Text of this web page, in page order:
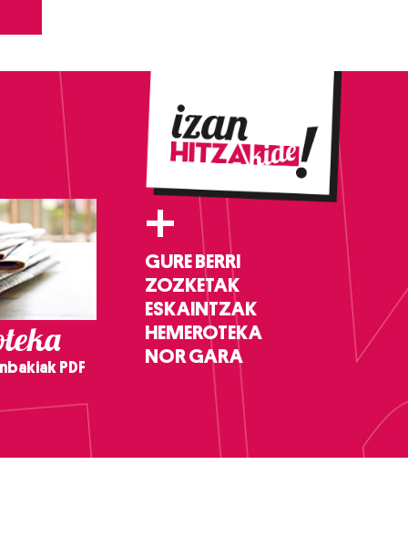
PDF
+
GURE BERRI
ZOZKETAK
ESKAINTZAK
HEMEROTEKA
NOR GARA